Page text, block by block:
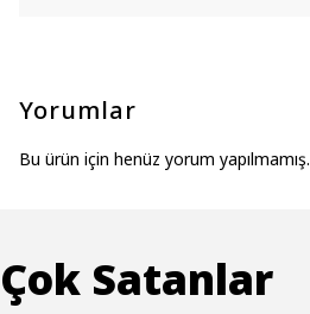
Yorumlar
Bu ürün için henüz yorum yapılmamış.
Çok Satanlar